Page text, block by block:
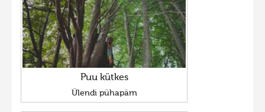
Puu kütkes
Ülendi pühapärn